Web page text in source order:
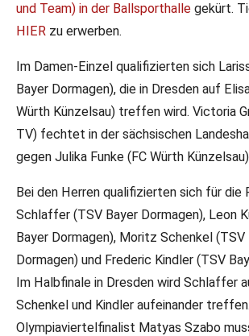
und Team) in der Ballsporthalle gekürt.
HIER zu erwerben.
Im Damen-Einzel qualifizierten sich
Bayer Dormagen), die in Dresden auf
Würth Künzelsau) treffen wird. Victoria
TV) fechtet in der sächsischen
gegen Julika Funke (FC Würth
Bei den Herren qualifizierten sich für die
Schlaffer (TSV Bayer Dormagen), Leon
Bayer Dormagen), Moritz Schenkel (TSV
Dormagen) und Frederic Kindler (TSV
Im Halbfinale in Dresden wird Schlaffer
Schenkel und Kindler aufeinander treffen.
Olympiaviertelfinalist Matyas Szabo